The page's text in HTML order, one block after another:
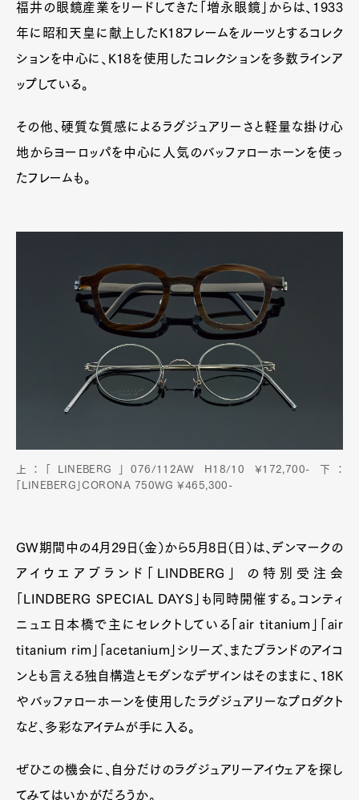
Contact
Pen international Pen tw
福井の眼鏡産業をリードしてきた「増永眼鏡」からは、1933
年に昭和天皇に献上したK18フレームをルーツとするコレク
ションを中心に、K18を使用したコレクションを多数ラインア
ップしている。
その他、硬質な質感によるラグジュアリーさと軽量な掛け心
地からヨーロッパを中心に人気のバッファローホーンを使っ
たフレームも。
上：「LINEBERG」076/112AW H18/10 ¥172,700- 下：
「LINEBERG」CORONA 750WG ¥465,300-
GW期間中の4月29日（金）から5月8日（日）は、デンマークの
アイウエアブランド「LINDBERG」 の特別受注会
「LINDBERG SPECIAL DAYS」も同時開催する。コンティ
ニュエ日本橋で主にセレクトしている「air titanium」「air
titanium rim」「acetanium」シリーズ、またブランドのアイコ
ンとも言える独自構造とモダンなデザインはそのままに、18K
やバッファローホーンを使用したラグジュアリーなプロダクト
など、多彩なアイテムが手に入る。
ぜひこの機会に、自分だけのラグジュアリーアイウェアを探し
てみてはいかがだろうか。